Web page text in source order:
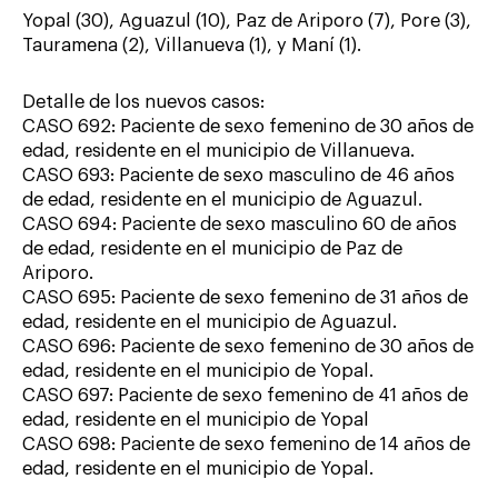
Yopal (30), Aguazul (10), Paz de Ariporo (7), Pore (3),
Tauramena (2), Villanueva (1), y Maní (1).
Detalle de los nuevos casos:
CASO 692: Paciente de sexo femenino de 30 años de
edad, residente en el municipio de Villanueva.
CASO 693: Paciente de sexo masculino de 46 años
de edad, residente en el municipio de Aguazul.
CASO 694: Paciente de sexo masculino 60 de años
de edad, residente en el municipio de Paz de
Ariporo.
CASO 695: Paciente de sexo femenino de 31 años de
edad, residente en el municipio de Aguazul.
CASO 696: Paciente de sexo femenino de 30 años de
edad, residente en el municipio de Yopal.
CASO 697: Paciente de sexo femenino de 41 años de
edad, residente en el municipio de Yopal
CASO 698: Paciente de sexo femenino de 14 años de
edad, residente en el municipio de Yopal.